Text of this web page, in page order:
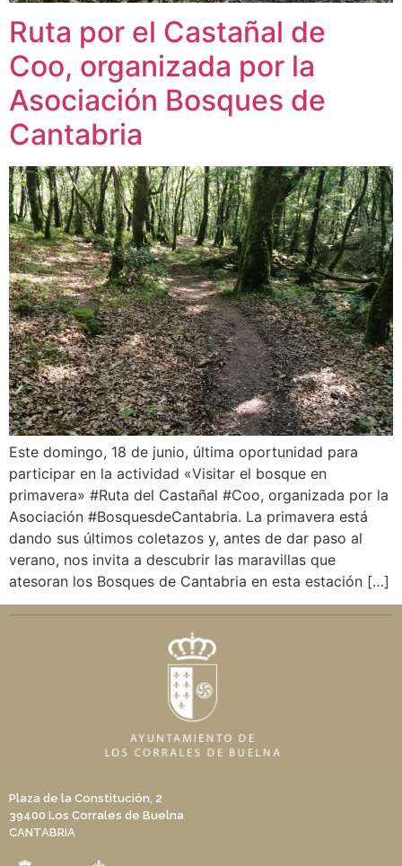
Ruta por el Castañal de
Coo, organizada por la
Asociación Bosques de
Cantabria
Este domingo, 18 de junio, última oportunidad para
participar en la actividad «Visitar el bosque en
primavera» #Ruta del Castañal #Coo, organizada por la
Asociación #BosquesdeCantabria. La primavera está
dando sus últimos coletazos y, antes de dar paso al
verano, nos invita a descubrir las maravillas que
atesoran los Bosques de Cantabria en esta estación […]
Plaza de la Constitución, 2
39400 Los Corrales de Buelna
CANTABRIA